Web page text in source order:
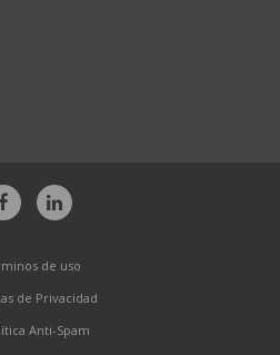
de uso
de Privacidad
Anti-Spam